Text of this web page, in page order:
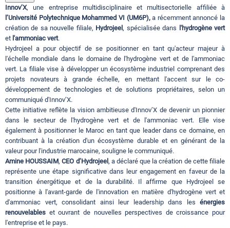
Contact
Innov’X, une entreprise multidisciplinaire et multisectorielle affiliée à
l’Université Polytechnique Mohammed VI (UM6P),a récemment annoncé la
création de sa nouvelle filiale, Hydrojeel, spécialisée dans l'hydrogène vert
et l'ammoniac vert.
Hydrojeel a pour objectif de se positionner en tant qu'acteur majeur à
l'échelle mondiale dans le domaine de l'hydrogène vert et de l'ammoniac
vert. La filiale vise à développer un écosystème industriel comprenant des
projets novateurs à grande échelle, en mettant l'accent sur le co-
développement de technologies et de solutions propriétaires, selon un
communiqué d'Innov’X.
Cette initiative reflète la vision ambitieuse d'Innov’X de devenir un pionnier
dans le secteur de l'hydrogène vert et de l'ammoniac vert. Elle vise
également à positionner le Maroc en tant que leader dans ce domaine, en
contribuant à la création d'un écosystème durable et en générant de la
valeur pour l'industrie marocaine, souligne le communiqué.
Amine HOUSSAIM,CEO d’Hydrojeel, a déclaré que la création de cette filiale
représente une étape significative dans leur engagement en faveur de la
transition énergétique et de la durabilité. Il affirme que Hydrojeel se
positionne à l'avant-garde de l'innovation en matière d'hydrogène vert et
d'ammoniac vert, consolidant ainsi leur leadership dans les énergies
renouvelables et ouvrant de nouvelles perspectives de croissance pour
l'entreprise et le pays.